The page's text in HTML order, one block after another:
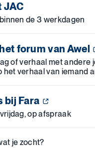
JAC
de 3 werkdagen
forum van Awel
of verhaal met andere
het verhaal van iemand
bij Fara
op afspraak
je zocht?